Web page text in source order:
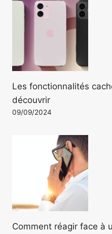
Les fonctionnalités
découvrir
09/09/2024
Comment réagir face à